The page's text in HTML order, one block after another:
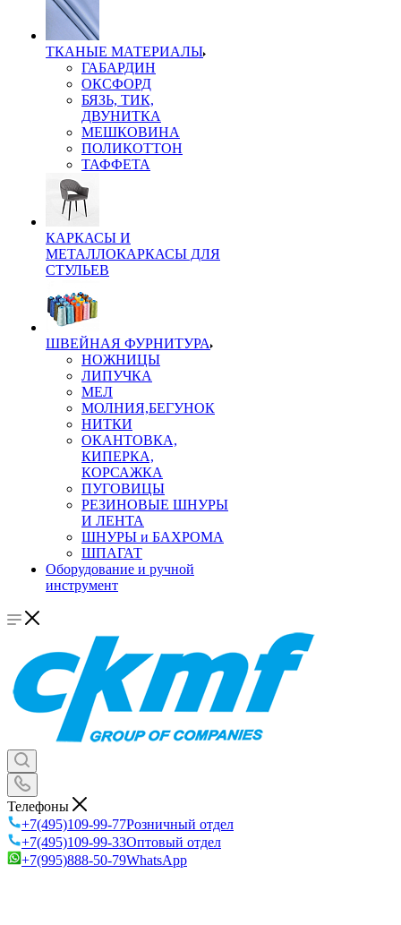
ТКАНЫЕ МАТЕРИАЛЫ
ГАБАРДИН
ОКСФОРД
БЯЗЬ, ТИК,
ДВУНИТКА
МЕШКОВИНА
ПОЛИКОТТОН
ТАФФЕТА
КАРКАСЫ И
МЕТАЛЛОКАРКАСЫ ДЛЯ
СТУЛЬЕВ
ШВЕЙНАЯ ФУРНИТУРА
НОЖНИЦЫ
ЛИПУЧКА
МЕЛ
МОЛНИЯ,БЕГУНОК
НИТКИ
ОКАНТОВКА,
КИПЕРКА,
КОРСАЖКА
ПУГОВИЦЫ
РЕЗИНОВЫЕ ШНУРЫ
И ЛЕНТА
ШНУРЫ и БАХРОМА
ШПАГАТ
Оборудование и ручной
инструмент
Телефоны
+7(495)109-99-77Розничный отдел
+7(495)109-99-33Оптовый отдел
+7(995)888-50-79WhatsApp